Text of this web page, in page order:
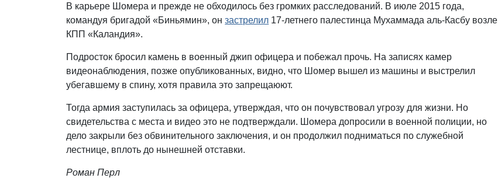
В карьере Шомера и прежде не обходилось без громких расследований. В июле 2015 года,
командуя бригадой «Биньямин», онзастрелил 17-летнего палестинца Мухаммада аль-Касбу возле
КПП «Каландия».
Подросток бросил камень в военный джип офицера и побежал прочь. На записях камер
видеонаблюдения, позже опубликованных, видно, что Шомер вышел из машины и выстрелил
убегавшему в спину, хотя правила это запрещаюют.
Тогда армия заступилась за офицера, утверждая, что он почувствовал угрозу для жизни. Но
свидетельства с места и видео это не подтверждали. Шомера допросили в военной полиции, но
дело закрыли без обвинительного заключения, и он продолжил подниматься по служебной
лестнице, вплоть до нынешней отставки.
Роман Перл